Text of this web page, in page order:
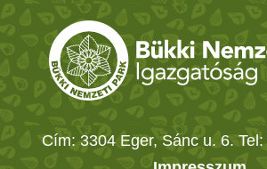
Cím: 3304 Eger, Sánc u. 6.